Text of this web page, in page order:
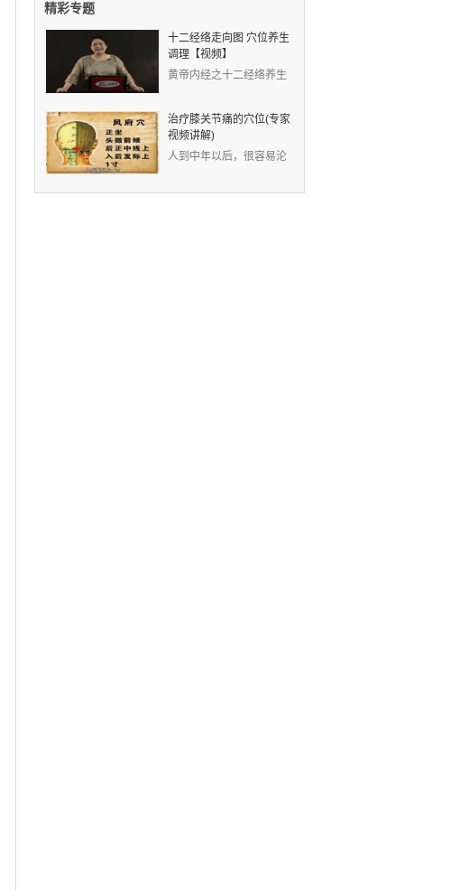
精彩专题
十二经络走向图 穴位养生
调理【视频】
黄帝内经之十二经络养生
治疗膝关节痛的穴位(专家
视频讲解)
人到中年以后，很容易沦